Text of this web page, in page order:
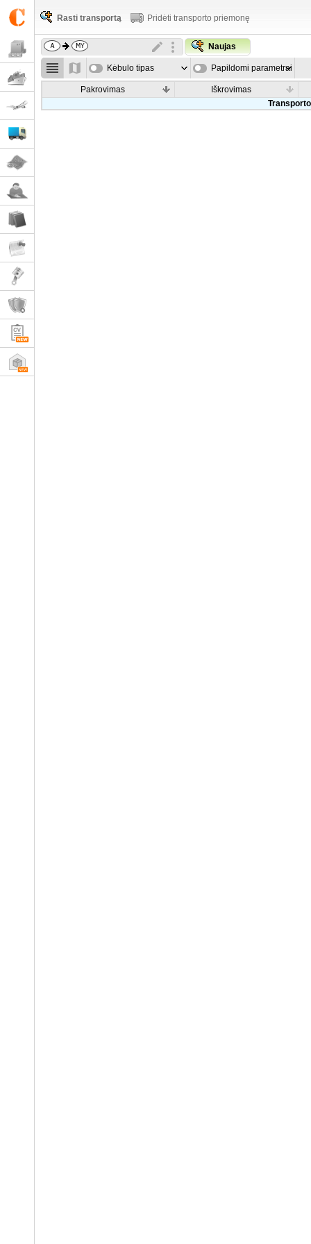
Rasti transportą Pridėti transporto priemonę
Naujas
Kėbulo tipas Papildomi parametrai
Pakrovimas
Iškrovimas